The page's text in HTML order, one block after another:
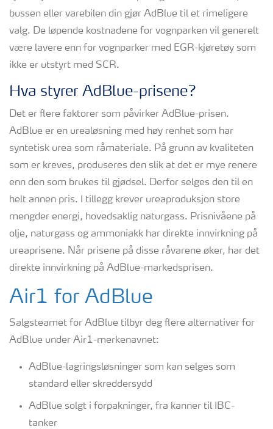
bussen eller varebilen din gjør AdBlue til et rimeligere
valg. De løpende kostnadene for vognparken vil generelt
være lavere enn for vognparker med EGR-kjøretøy som
ikke er utstyrt med SCR.
Hva styrer AdBlue-prisene?
Det er flere faktorer som påvirker AdBlue-prisen.
AdBlue er en urealøsning med høy renhet som har
syntetisk urea som råmateriale. På grunn av kvaliteten
som er kreves, produseres den slik at det er mye renere
enn den som brukes til gjødsel. Derfor selges den til en
helt annen pris. I tillegg krever ureaproduksjon store
mengder energi, hovedsaklig naturgass. Prisnivåene på
olje, naturgass og ammoniakk har direkte innvirkning på
ureaprisene. Når prisene på disse råvarene øker, har det
direkte innvirkning på AdBlue-markedsprisen.
Air1 for AdBlue
Salgsteamet for AdBlue tilbyr deg flere alternativer for
AdBlue under Air1-merkenavnet:
AdBlue-lagringsløsninger som kan selges som
standard eller skreddersydd
AdBlue solgt i forpakninger, fra kanner til IBC-
tanker